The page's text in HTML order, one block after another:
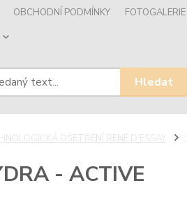
OBCHODNÍ PODMÍNKY FOTOGALERIE
Hledat
OŠETŘENÍ RENÉ D’ESSAY
- ACTIVE